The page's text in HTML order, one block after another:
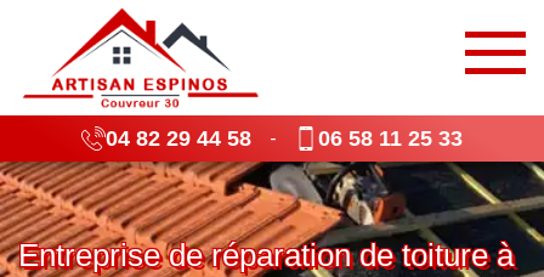
04 82 29 44 58 - 06 58 11 25 33
Entreprise de réparation de toiture à